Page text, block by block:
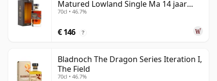
Matured Lowland Single Ma 14 jaar
oud
70cl • 46.7%
€ 146 ?
Bladnoch The Dragon Series Iteration I,
The Field
70cl • 46.7%